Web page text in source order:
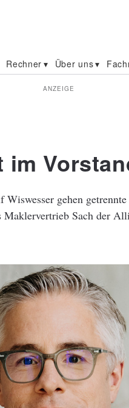
Rechner Über uns
ANZEIGE
gehen
Sach der